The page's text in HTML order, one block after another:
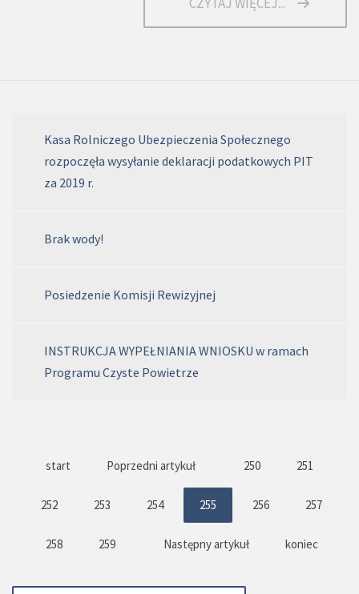
Kasa Rolniczego Ubezpieczenia Społecznego
rozpoczęła wysyłanie deklaracji podatkowych PIT
za 2019 r.
Brak wody!
Posiedzenie Komisji Rewizyjnej
INSTRUKCJA WYPEŁNIANIA WNIOSKU w ramach
Programu Czyste Powietrze
start Poprzedni artykuł 250 251
252 253 254 255 256 257
258 259 Następny artykuł koniec